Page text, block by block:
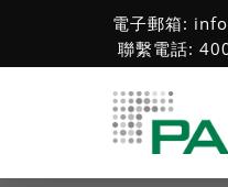
電子郵箱:
聯繫電話: